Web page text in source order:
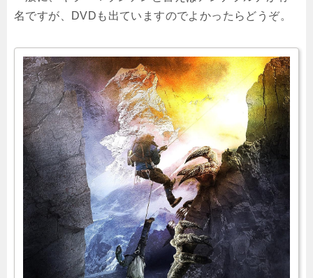
名ですが、DVDも出ていますのでよかったらどうぞ。